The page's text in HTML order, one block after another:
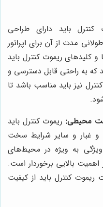
کنترل باید دارای طراحی
مدت از آن برای اپراتور
کلیدهای ریموت کنترل باید
که به راحتی قابل دسترسی و
نیز باید مناسب باشد تا
محیطی: ریموت کنترل باید
و غبار و سایر شرایط سخت
به ویژه در محیط‌های
بالایی برخوردار است.
کنترل باید از کیفیت